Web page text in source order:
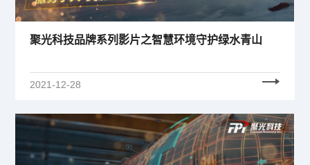
聚光科技品牌系列影片之智慧环境守护绿水青山
2021-12-28